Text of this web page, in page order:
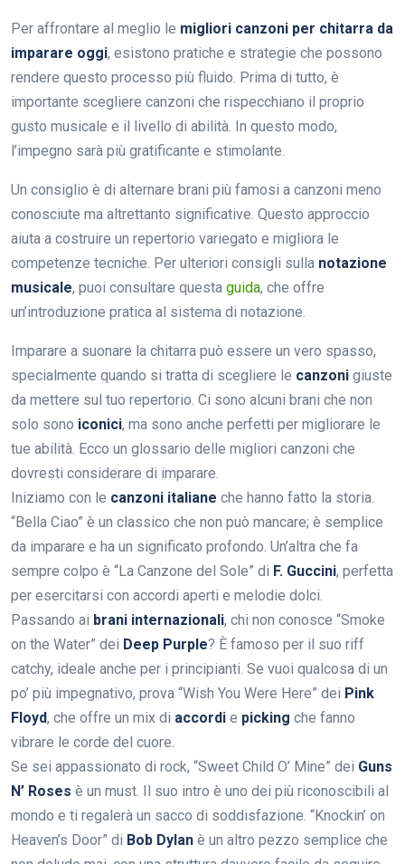
Per affrontare al meglio le migliori canzoni per chitarra da
imparare oggi, esistono pratiche e strategie che possono
rendere questo processo più fluido. Prima di tutto, è
importante scegliere canzoni che rispecchiano il proprio
gusto musicale e il livello di abilità. In questo modo,
l’impegno sarà più gratificante e stimolante.
Un consiglio è di alternare brani più famosi a canzoni meno
conosciute ma altrettanto significative. Questo approccio
aiuta a costruire un repertorio variegato e migliora le
competenze tecniche. Per ulteriori consigli sulla notazione
musicale, puoi consultare questa guida, che offre
un’introduzione pratica al sistema di notazione.
Imparare a suonare la chitarra può essere un vero spasso,
specialmente quando si tratta di scegliere le canzoni giuste
da mettere sul tuo repertorio. Ci sono alcuni brani che non
solo sono iconici, ma sono anche perfetti per migliorare le
tue abilità. Ecco un glossario delle migliori canzoni che
dovresti considerare di imparare.
Iniziamo con le canzoni italiane che hanno fatto la storia.
“Bella Ciao” è un classico che non può mancare; è semplice
da imparare e ha un significato profondo. Un’altra che fa
sempre colpo è “La Canzone del Sole” di F. Guccini, perfetta
per esercitarsi con accordi aperti e melodie dolci.
Passando ai brani internazionali, chi non conosce “Smoke
on the Water” dei Deep Purple? È famoso per il suo riff
catchy, ideale anche per i principianti. Se vuoi qualcosa di un
po’ più impegnativo, prova “Wish You Were Here” dei Pink
Floyd, che offre un mix di accordi e picking che fanno
vibrare le corde del cuore.
Se sei appassionato di rock, “Sweet Child O’ Mine” dei Guns
N’ Roses è un must. Il suo intro è uno dei più riconoscibili al
mondo e ti regalerà un sacco di soddisfazione. “Knockin’ on
Heaven’s Door” di Bob Dylan è un altro pezzo semplice che